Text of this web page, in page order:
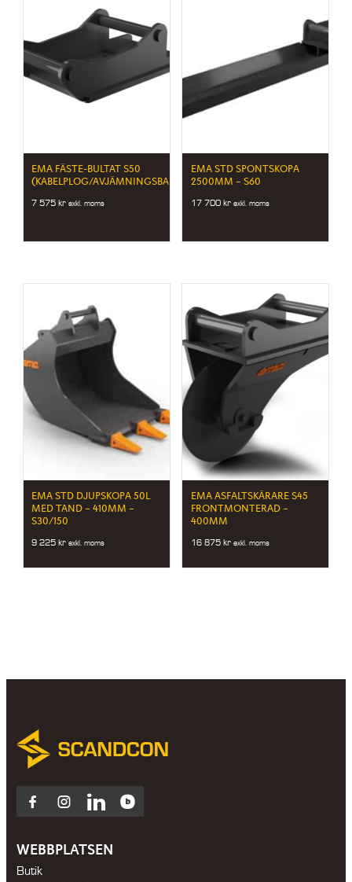
EMA FÄSTE-BULTAT S50
(KABELPLOG/AVJÄMNINGSBALK)
7 575kr exkl. moms
EMA STD SPONTSKOPA
2500MM – S60
17 700 kr exkl. moms
EMA STD DJUPSKOPA 50L
MED TAND – 410MM –
S30/150
9 225kr exkl. moms
EMA ASFALTSKÄRARE S45
FRONTMONTERAD –
400MM
16 875 kr exkl. moms
Facebook
Instagram
LinkedInBlocket
WEBBPLATSEN
Butik